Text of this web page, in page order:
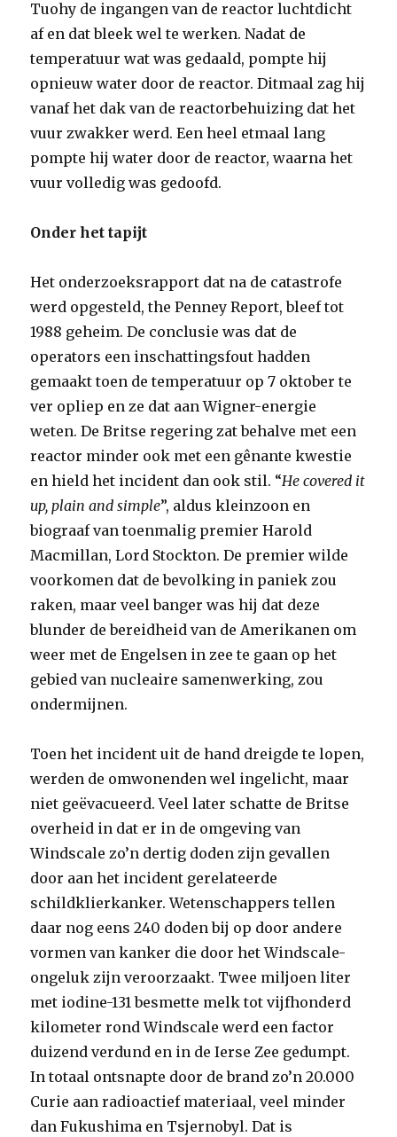
Tuohy de ingangen van de reactor luchtdicht
af en dat bleek wel te werken. Nadat de
temperatuur wat was gedaald, pompte hij
opnieuw water door de reactor. Ditmaal zag hij
vanaf het dak van de reactorbehuizing dat het
vuur zwakker werd. Een heel etmaal lang
pompte hij water door de reactor, waarna het
vuur volledig was gedoofd.
Onder het tapijt
Het onderzoeksrapport dat na de catastrofe
werd opgesteld, the Penney Report, bleef tot
1988 geheim. De conclusie was dat de
operators een inschattingsfout hadden
gemaakt toen de temperatuur op 7 oktober te
ver opliep en ze dat aan Wigner-energie
weten. De Britse regering zat behalve met een
reactor minder ook met een gênante kwestie
en hield het incident dan ook stil. “He covered it
up, plain and simple”, aldus kleinzoon en
biograaf van toenmalig premier Harold
Macmillan, Lord Stockton. De premier wilde
voorkomen dat de bevolking in paniek zou
raken, maar veel banger was hij dat deze
blunder de bereidheid van de Amerikanen om
weer met de Engelsen in zee te gaan op het
gebied van nucleaire samenwerking, zou
ondermijnen.
Toen het incident uit de hand dreigde te lopen,
werden de omwonenden wel ingelicht, maar
niet geëvacueerd. Veel later schatte de Britse
overheid in dat er in de omgeving van
Windscale zo’n dertig doden zijn gevallen
door aan het incident gerelateerde
schildklierkanker. Wetenschappers tellen
daar nog eens 240 doden bij op door andere
vormen van kanker die door het Windscale-
ongeluk zijn veroorzaakt. Twee miljoen liter
met iodine-131 besmette melk tot vijfhonderd
kilometer rond Windscale werd een factor
duizend verdund en in de Ierse Zee gedumpt.
In totaal ontsnapte door de brand zo’n 20.000
Curie aan radioactief materiaal, veel minder
dan Fukushima en Tsjernobyl. Dat is